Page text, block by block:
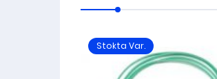
Stokta Var.